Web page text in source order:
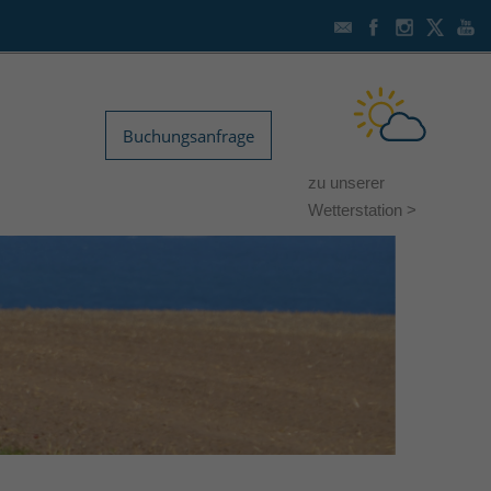
Buchungsanfrage
zu unserer
Wetterstation >